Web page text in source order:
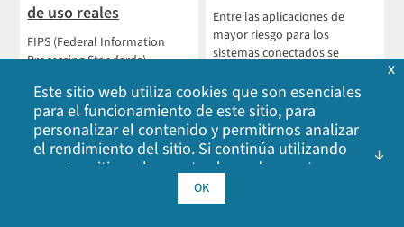
de uso reales
FIPS (Federal Information
Processing Standards)
cumplimiento para módulos
criptográficos -hardware y
software...
Entre las aplicaciones de
mayor riesgo para los
sistemas conectados se
y las operaciones de combate,
en las que una comunicación,
un mando y un control
seguros y fiables son
fundamentales para el éxito
de la misión.
Este sitio web utiliza cookies que son esenciales
para el funcionamiento de este sitio, para
personalizar el contenido y permitirnos analizar
el rendimiento del sitio. Si continúa utilizando
nuestro sitio web, acepta el uso de nuestras
cookies. Haga clic en Aceptar para indicar que
política de cookies
OK
x